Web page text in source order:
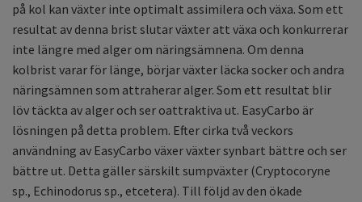
på kol kan växter inte optimalt assimilera och växa. Som ett
resultat av denna brist slutar växter att växa och konkurrerar
inte längre med alger om näringsämnena. Om denna
kolbrist varar för länge, börjar växter läcka socker och andra
näringsämnen som attraherar alger. Som ett resultat blir
löv täckta av alger och ser oattraktiva ut. EasyCarbo är
lösningen på detta problem. Efter cirka två veckors
användning av EasyCarbo växer växter synbart bättre och ser
bättre ut. Detta gäller särskilt sumpväxter (Cryptocoryne
sp., Echinodorus sp., etcetera). Till följd av den ökade